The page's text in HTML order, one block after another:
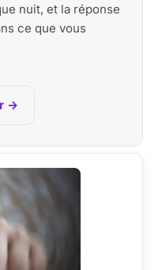
nuit, et la réponse
ce que vous
→